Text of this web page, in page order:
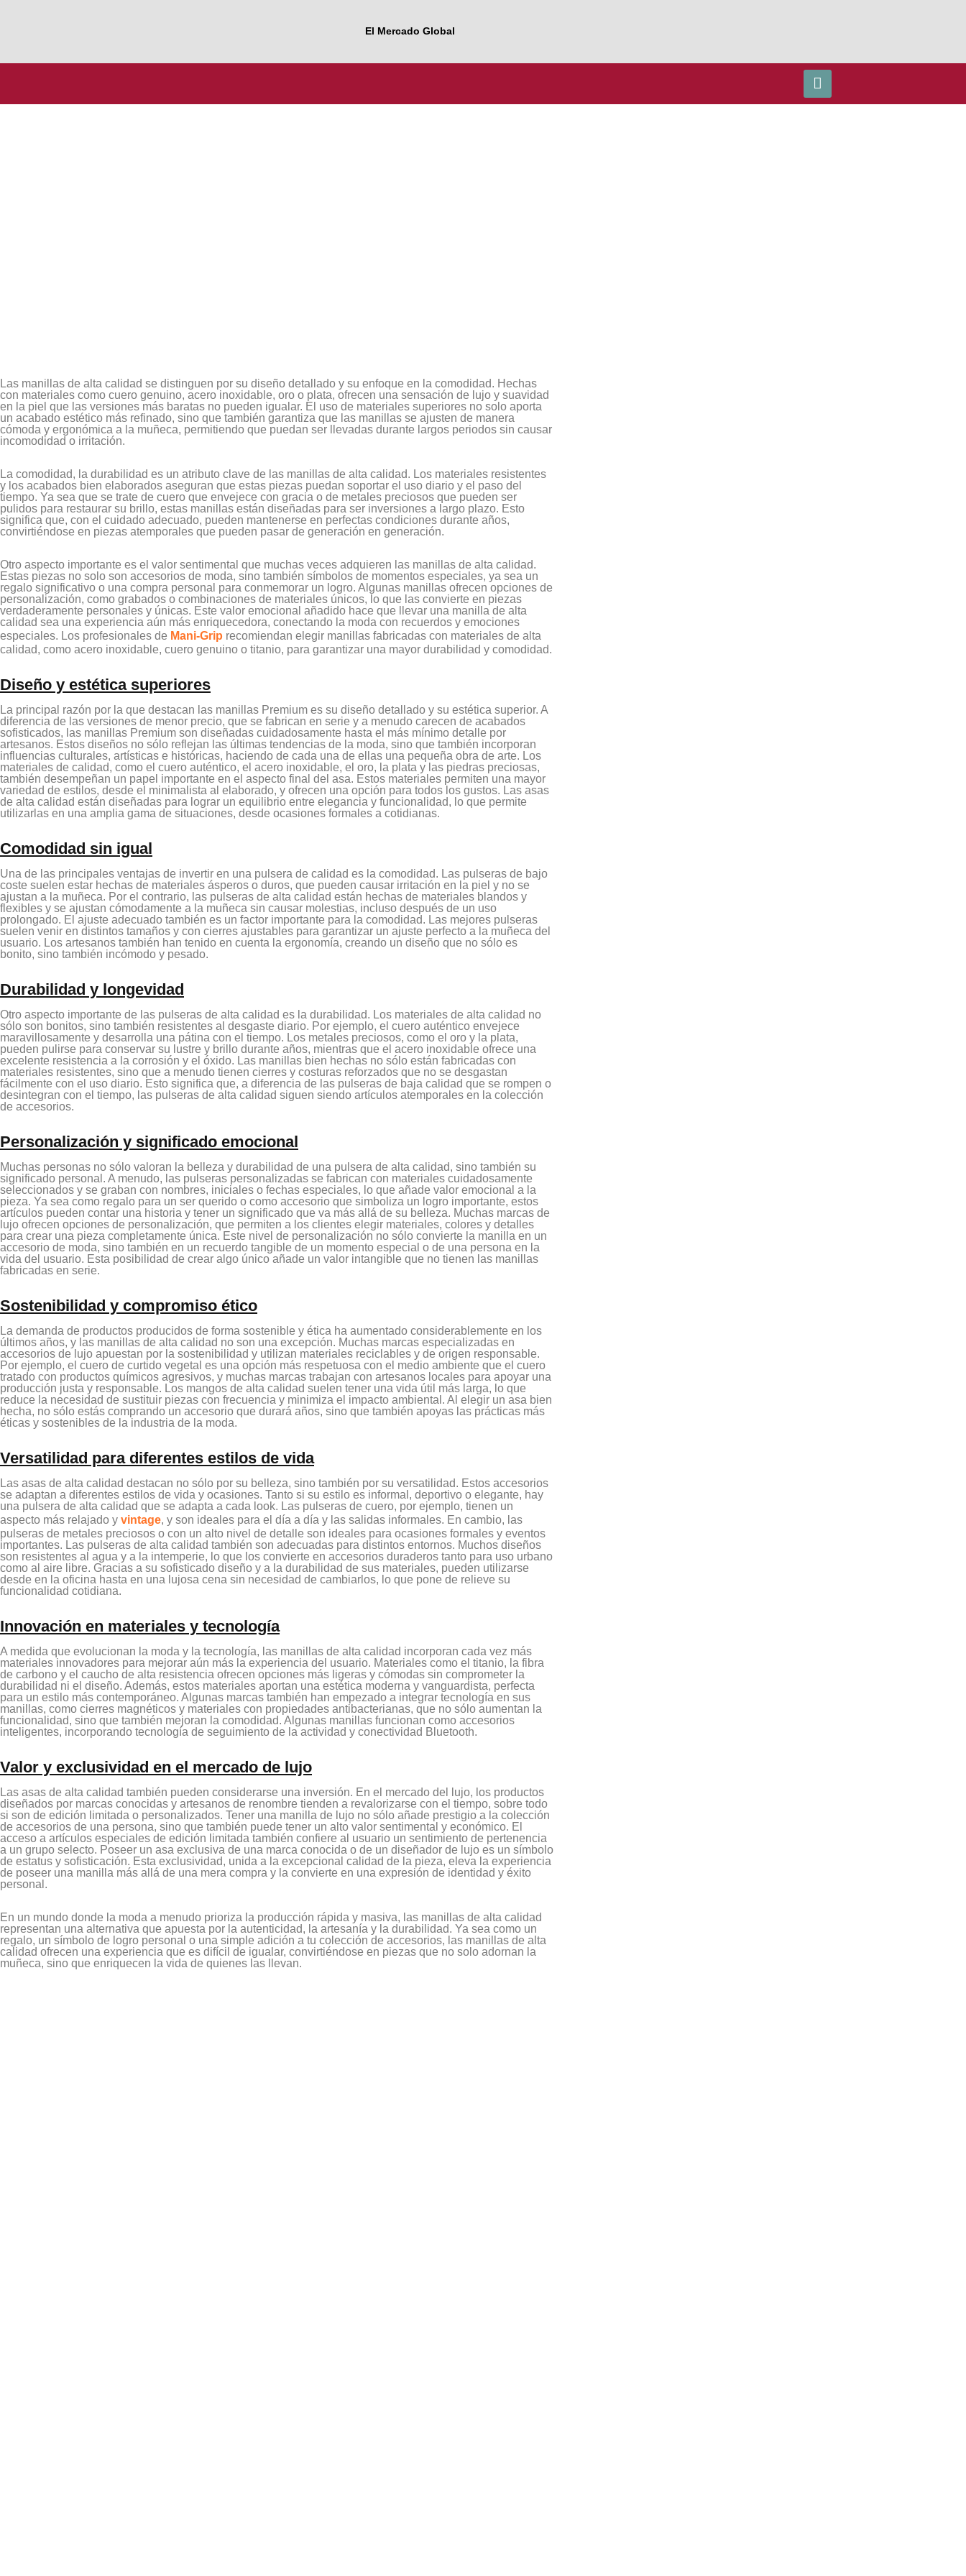
El Mercado Global
Las manillas de alta calidad se distinguen por su diseño detallado y su enfoque en la comodidad. Hechas
con materiales como cuero genuino, acero inoxidable, oro o plata, ofrecen una sensación de lujo y suavidad
en la piel que las versiones más baratas no pueden igualar. El uso de materiales superiores no solo aporta
un acabado estético más refinado, sino que también garantiza que las manillas se ajusten de manera
cómoda y ergonómica a la muñeca, permitiendo que puedan ser llevadas durante largos periodos sin causar
incomodidad o irritación.
La comodidad, la durabilidad es un atributo clave de las manillas de alta calidad. Los materiales resistentes
y los acabados bien elaborados aseguran que estas piezas puedan soportar el uso diario y el paso del
tiempo. Ya sea que se trate de cuero que envejece con gracia o de metales preciosos que pueden ser
pulidos para restaurar su brillo, estas manillas están diseñadas para ser inversiones a largo plazo. Esto
significa que, con el cuidado adecuado, pueden mantenerse en perfectas condiciones durante años,
convirtiéndose en piezas atemporales que pueden pasar de generación en generación.
Otro aspecto importante es el valor sentimental que muchas veces adquieren las manillas de alta calidad.
Estas piezas no solo son accesorios de moda, sino también símbolos de momentos especiales, ya sea un
regalo significativo o una compra personal para conmemorar un logro. Algunas manillas ofrecen opciones de
personalización, como grabados o combinaciones de materiales únicos, lo que las convierte en piezas
verdaderamente personales y únicas. Este valor emocional añadido hace que llevar una manilla de alta
calidad sea una experiencia aún más enriquecedora, conectando la moda con recuerdos y emociones
especiales. Los profesionales de Mani-Grip recomiendan elegir manillas fabricadas con materiales de alta
calidad, como acero inoxidable, cuero genuino o titanio, para garantizar una mayor durabilidad y comodidad.
Diseño y estética superiores
La principal razón por la que destacan las manillas Premium es su diseño detallado y su estética superior. A
diferencia de las versiones de menor precio, que se fabrican en serie y a menudo carecen de acabados
sofisticados, las manillas Premium son diseñadas cuidadosamente hasta el más mínimo detalle por
artesanos. Estos diseños no sólo reflejan las últimas tendencias de la moda, sino que también incorporan
influencias culturales, artísticas e históricas, haciendo de cada una de ellas una pequeña obra de arte. Los
materiales de calidad, como el cuero auténtico, el acero inoxidable, el oro, la plata y las piedras preciosas,
también desempeñan un papel importante en el aspecto final del asa. Estos materiales permiten una mayor
variedad de estilos, desde el minimalista al elaborado, y ofrecen una opción para todos los gustos. Las asas
de alta calidad están diseñadas para lograr un equilibrio entre elegancia y funcionalidad, lo que permite
utilizarlas en una amplia gama de situaciones, desde ocasiones formales a cotidianas.
Comodidad sin igual
Una de las principales ventajas de invertir en una pulsera de calidad es la comodidad. Las pulseras de bajo
coste suelen estar hechas de materiales ásperos o duros, que pueden causar irritación en la piel y no se
ajustan a la muñeca. Por el contrario, las pulseras de alta calidad están hechas de materiales blandos y
flexibles y se ajustan cómodamente a la muñeca sin causar molestias, incluso después de un uso
prolongado. El ajuste adecuado también es un factor importante para la comodidad. Las mejores pulseras
suelen venir en distintos tamaños y con cierres ajustables para garantizar un ajuste perfecto a la muñeca del
usuario. Los artesanos también han tenido en cuenta la ergonomía, creando un diseño que no sólo es
bonito, sino también incómodo y pesado.
Durabilidad y longevidad
Otro aspecto importante de las pulseras de alta calidad es la durabilidad. Los materiales de alta calidad no
sólo son bonitos, sino también resistentes al desgaste diario. Por ejemplo, el cuero auténtico envejece
maravillosamente y desarrolla una pátina con el tiempo. Los metales preciosos, como el oro y la plata,
pueden pulirse para conservar su lustre y brillo durante años, mientras que el acero inoxidable ofrece una
excelente resistencia a la corrosión y el óxido. Las manillas bien hechas no sólo están fabricadas con
materiales resistentes, sino que a menudo tienen cierres y costuras reforzados que no se desgastan
fácilmente con el uso diario. Esto significa que, a diferencia de las pulseras de baja calidad que se rompen o
desintegran con el tiempo, las pulseras de alta calidad siguen siendo artículos atemporales en la colección
de accesorios.
Personalización y significado emocional
Muchas personas no sólo valoran la belleza y durabilidad de una pulsera de alta calidad, sino también su
significado personal. A menudo, las pulseras personalizadas se fabrican con materiales cuidadosamente
seleccionados y se graban con nombres, iniciales o fechas especiales, lo que añade valor emocional a la
pieza. Ya sea como regalo para un ser querido o como accesorio que simboliza un logro importante, estos
artículos pueden contar una historia y tener un significado que va más allá de su belleza. Muchas marcas de
lujo ofrecen opciones de personalización, que permiten a los clientes elegir materiales, colores y detalles
para crear una pieza completamente única. Este nivel de personalización no sólo convierte la manilla en un
accesorio de moda, sino también en un recuerdo tangible de un momento especial o de una persona en la
vida del usuario. Esta posibilidad de crear algo único añade un valor intangible que no tienen las manillas
fabricadas en serie.
Sostenibilidad y compromiso ético
La demanda de productos producidos de forma sostenible y ética ha aumentado considerablemente en los
últimos años, y las manillas de alta calidad no son una excepción. Muchas marcas especializadas en
accesorios de lujo apuestan por la sostenibilidad y utilizan materiales reciclables y de origen responsable.
Por ejemplo, el cuero de curtido vegetal es una opción más respetuosa con el medio ambiente que el cuero
tratado con productos químicos agresivos, y muchas marcas trabajan con artesanos locales para apoyar una
producción justa y responsable. Los mangos de alta calidad suelen tener una vida útil más larga, lo que
reduce la necesidad de sustituir piezas con frecuencia y minimiza el impacto ambiental. Al elegir un asa bien
hecha, no sólo estás comprando un accesorio que durará años, sino que también apoyas las prácticas más
éticas y sostenibles de la industria de la moda.
Versatilidad para diferentes estilos de vida
Las asas de alta calidad destacan no sólo por su belleza, sino también por su versatilidad. Estos accesorios
se adaptan a diferentes estilos de vida y ocasiones. Tanto si su estilo es informal, deportivo o elegante, hay
una pulsera de alta calidad que se adapta a cada look. Las pulseras de cuero, por ejemplo, tienen un
aspecto más relajado y vintage, y son ideales para el día a día y las salidas informales. En cambio, las
pulseras de metales preciosos o con un alto nivel de detalle son ideales para ocasiones formales y eventos
importantes. Las pulseras de alta calidad también son adecuadas para distintos entornos. Muchos diseños
son resistentes al agua y a la intemperie, lo que los convierte en accesorios duraderos tanto para uso urbano
como al aire libre. Gracias a su sofisticado diseño y a la durabilidad de sus materiales, pueden utilizarse
desde en la oficina hasta en una lujosa cena sin necesidad de cambiarlos, lo que pone de relieve su
funcionalidad cotidiana.
Innovación en materiales y tecnología
A medida que evolucionan la moda y la tecnología, las manillas de alta calidad incorporan cada vez más
materiales innovadores para mejorar aún más la experiencia del usuario. Materiales como el titanio, la fibra
de carbono y el caucho de alta resistencia ofrecen opciones más ligeras y cómodas sin comprometer la
durabilidad ni el diseño. Además, estos materiales aportan una estética moderna y vanguardista, perfecta
para un estilo más contemporáneo. Algunas marcas también han empezado a integrar tecnología en sus
manillas, como cierres magnéticos y materiales con propiedades antibacterianas, que no sólo aumentan la
funcionalidad, sino que también mejoran la comodidad. Algunas manillas funcionan como accesorios
inteligentes, incorporando tecnología de seguimiento de la actividad y conectividad Bluetooth.
Valor y exclusividad en el mercado de lujo
Las asas de alta calidad también pueden considerarse una inversión. En el mercado del lujo, los productos
diseñados por marcas conocidas y artesanos de renombre tienden a revalorizarse con el tiempo, sobre todo
si son de edición limitada o personalizados. Tener una manilla de lujo no sólo añade prestigio a la colección
de accesorios de una persona, sino que también puede tener un alto valor sentimental y económico. El
acceso a artículos especiales de edición limitada también confiere al usuario un sentimiento de pertenencia
a un grupo selecto. Poseer un asa exclusiva de una marca conocida o de un diseñador de lujo es un símbolo
de estatus y sofisticación. Esta exclusividad, unida a la excepcional calidad de la pieza, eleva la experiencia
de poseer una manilla más allá de una mera compra y la convierte en una expresión de identidad y éxito
personal.
En un mundo donde la moda a menudo prioriza la producción rápida y masiva, las manillas de alta calidad
representan una alternativa que apuesta por la autenticidad, la artesanía y la durabilidad. Ya sea como un
regalo, un símbolo de logro personal o una simple adición a tu colección de accesorios, las manillas de alta
calidad ofrecen una experiencia que es difícil de igualar, convirtiéndose en piezas que no solo adornan la
muñeca, sino que enriquecen la vida de quienes las llevan.